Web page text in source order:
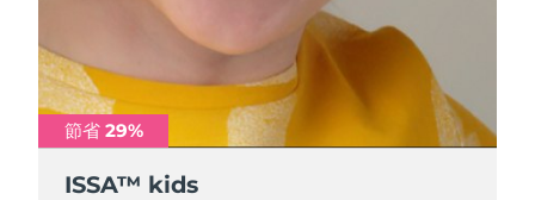
節省 29%
ISSA™ kids
節省 29%
ISSA™ kids
節省 29%
ISSA™ kids